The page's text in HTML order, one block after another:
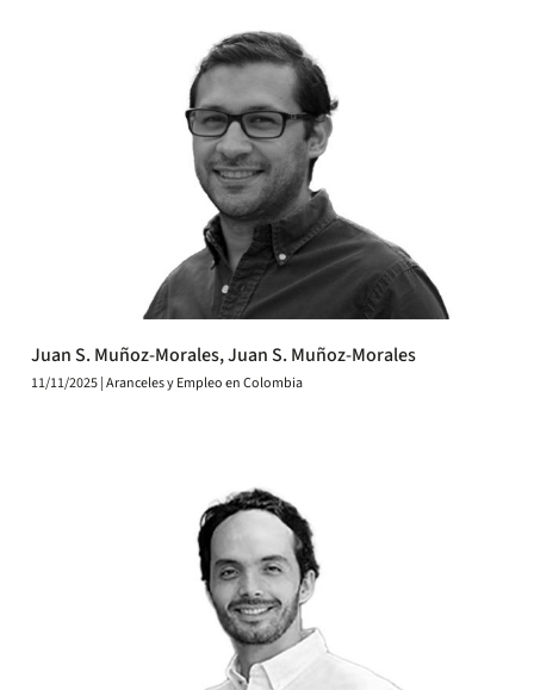
Juan S. Muñoz-Morales, Juan S. Muñoz-Morales
11/11/2025 | Aranceles y Empleo en Colombia